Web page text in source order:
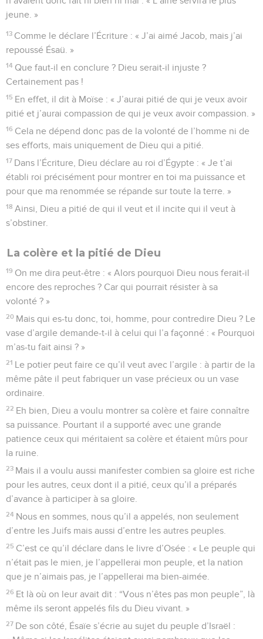
jeune. »
13 Comme le déclare l’Écriture : « J’ai aimé Jacob, mais j’ai
repoussé Ésaü. »
14 Que faut-il en conclure ? Dieu serait-il injuste ?
Certainement pas !
15 En effet, il dit à Moïse : « J’aurai pitié de qui je veux avoir
pitié et j’aurai compassion de qui je veux avoir compassion. »
16 Cela ne dépend donc pas de la volonté de l’homme ni de
ses efforts, mais uniquement de Dieu qui a pitié.
17 Dans l’Écriture, Dieu déclare au roi d’Égypte : « Je t’ai
établi roi précisément pour montrer en toi ma puissance et
pour que ma renommée se répande sur toute la terre. »
18 Ainsi, Dieu a pitié de qui il veut et il incite qui il veut à
s’obstiner.
La colère et la pitié de Dieu
19 On me dira peut-être : « Alors pourquoi Dieu nous ferait-il
encore des reproches ? Car qui pourrait résister à sa
volonté ? »
20 Mais qui es-tu donc, toi, homme, pour contredire Dieu ? Le
vase d’argile demande-t-il à celui qui l’a façonné : « Pourquoi
m’as-tu fait ainsi ? »
21 Le potier peut faire ce qu’il veut avec l’argile : à partir de la
même pâte il peut fabriquer un vase précieux ou un vase
ordinaire.
22 Eh bien, Dieu a voulu montrer sa colère et faire connaître
sa puissance. Pourtant il a supporté avec une grande
patience ceux qui méritaient sa colère et étaient mûrs pour
la ruine.
23 Mais il a voulu aussi manifester combien sa gloire est riche
pour les autres, ceux dont il a pitié, ceux qu’il a préparés
d’avance à participer à sa gloire.
24 Nous en sommes, nous qu’il a appelés, non seulement
d’entre les Juifs mais aussi d’entre les autres peuples.
25 C’est ce qu’il déclare dans le livre d’Osée : « Le peuple qui
n’était pas le mien, je l’appellerai mon peuple, et la nation
que je n’aimais pas, je l’appellerai ma bien-aimée.
26 Et là où on leur avait dit : “Vous n’êtes pas mon peuple”, là
même ils seront appelés fils du Dieu vivant. »
27 De son côté, Ésaïe s’écrie au sujet du peuple d’Israël :